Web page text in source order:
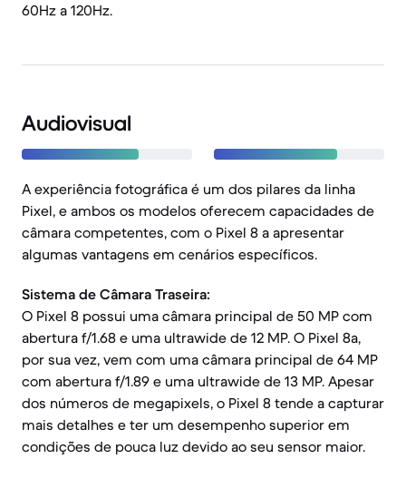
60Hz a 120Hz.
Audiovisual
A experiência fotográfica é um dos pilares da linha
Pixel, e ambos os modelos oferecem capacidades de
câmara competentes, com o Pixel 8 a apresentar
algumas vantagens em cenários específicos.
Sistema de Câmara Traseira:
O Pixel 8 possui uma câmara principal de 50 MP com
abertura f/1.68 e uma ultrawide de 12 MP. O Pixel 8a,
por sua vez, vem com uma câmara principal de 64 MP
com abertura f/1.89 e uma ultrawide de 13 MP. Apesar
dos números de megapixels, o Pixel 8 tende a capturar
mais detalhes e ter um desempenho superior em
condições de pouca luz devido ao seu sensor maior.